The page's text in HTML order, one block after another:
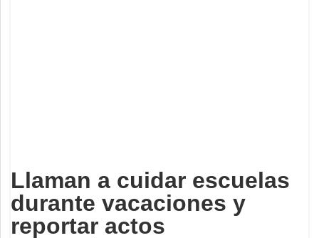
Llaman a cuidar escuelas
durante vacaciones y
reportar actos